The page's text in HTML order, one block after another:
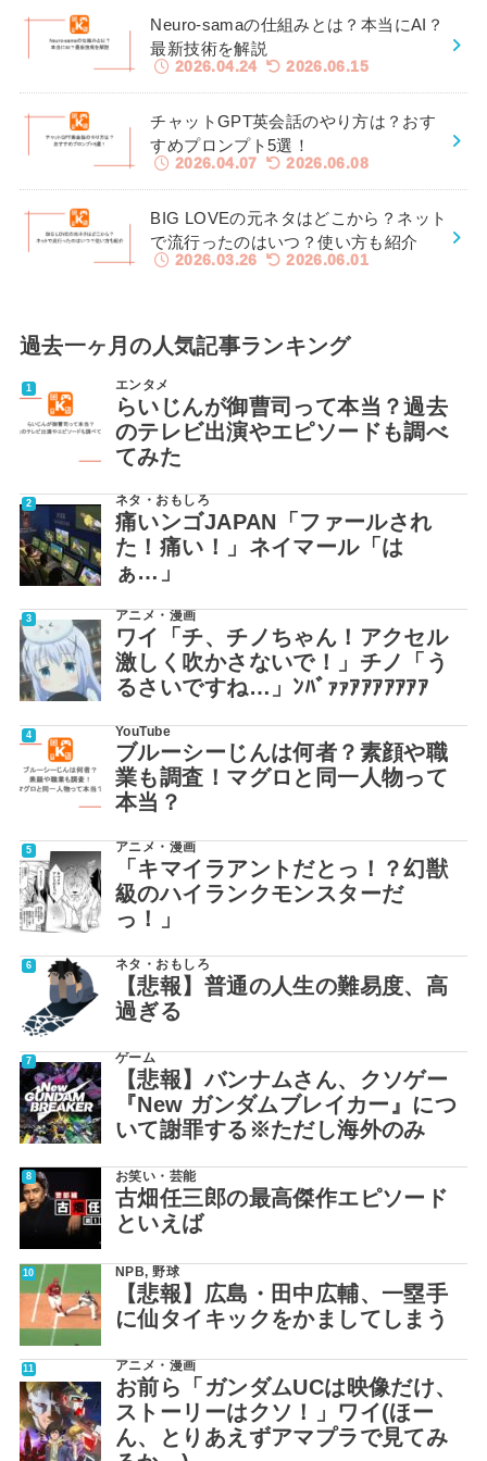
Neuro-samaの仕組みとは？本当にAI？
最新技術を解説
2026.04.24 2026.06.15
チャットGPT英会話のやり方は？おす
すめプロンプト5選！
2026.04.07 2026.06.08
BIG LOVEの元ネタはどこから？ネット
で流行ったのはいつ？使い方も紹介
2026.03.26 2026.06.01
過去一ヶ月の人気記事ランキング
エンタメ
らいじんが御曹司って本当？過去
のテレビ出演やエピソードも調べ
てみた
ネタ・おもしろ
痛いンゴJAPAN「ファールされ
た！痛い！」ネイマール「は
ぁ…」
アニメ・漫画
ワイ「チ、チノちゃん！アクセル
激しく吹かさないで！」チノ「う
るさいですね…」ﾝﾊﾞｧｧｱｱｱｱｱｱｱ
YouTube
ブルーシーじんは何者？素顔や職
業も調査！マグロと同一人物って
本当？
アニメ・漫画
「キマイラアントだとっ！？幻獣
級のハイランクモンスターだ
っ！」
ネタ・おもしろ
【悲報】普通の人生の難易度、高
過ぎる
ゲーム
【悲報】バンナムさん、クソゲー
『New ガンダムブレイカー』につ
いて謝罪する※ただし海外のみ
お笑い・芸能
古畑任三郎の最高傑作エピソード
といえば
NPB,野球
【悲報】広島・田中広輔、一塁手
に仙タイキックをかましてしまう
アニメ・漫画
お前ら「ガンダムUCは映像だけ、
ストーリーはクソ！」ワイ(ほー
ん、とりあえずアマプラで見てみ